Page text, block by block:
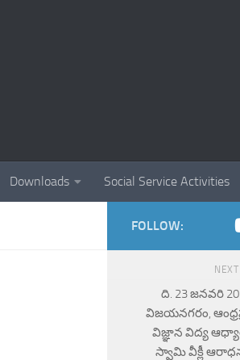
Downloads Social Service Activities
FOLLOW:
ది. 23 జనవరి
విజయనగరం,
విజ్ఞాన విద్య
స్వామి వీక్లీ